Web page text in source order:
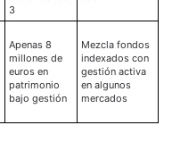
3
Apenas 8
millones de
euros en
patrimonio
bajo gestión
Mezcla fondos
indexados con
gestión activa
en algunos
mercados